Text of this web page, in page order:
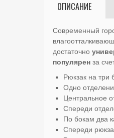
ОПИСАНИЕ
Современный
достаточно
популярен за
Рюкзак на три
Одно
Центральное
Спереди
По бокам два
Спереди